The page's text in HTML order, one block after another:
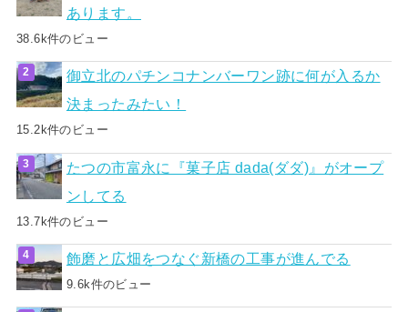
あります。
38.6k件のビュー
御立北のパチンコナンバーワン跡に何が入るか
決まったみたい！
15.2k件のビュー
たつの市富永に『菓子店 dada(ダダ)』がオープ
ンしてる
13.7k件のビュー
飾磨と広畑をつなぐ新橋の工事が進んでる
9.6k件のビュー